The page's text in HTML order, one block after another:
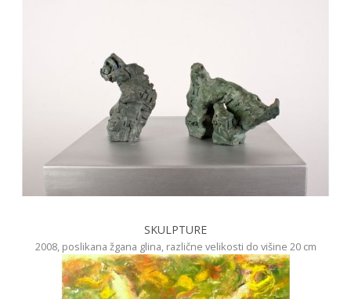
SKULPTURE
2008, poslikana žgana glina, različne velikosti do višine 20 cm